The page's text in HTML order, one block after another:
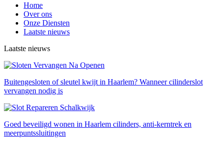
Home
Over ons
Onze Diensten
Laatste nieuws
Laatste nieuws
Buitengesloten of sleutel kwijt in Haarlem? Wanneer cilinderslot
vervangen nodig is
Goed beveiligd wonen in Haarlem cilinders, anti-kerntrek en
meerpuntssluitingen